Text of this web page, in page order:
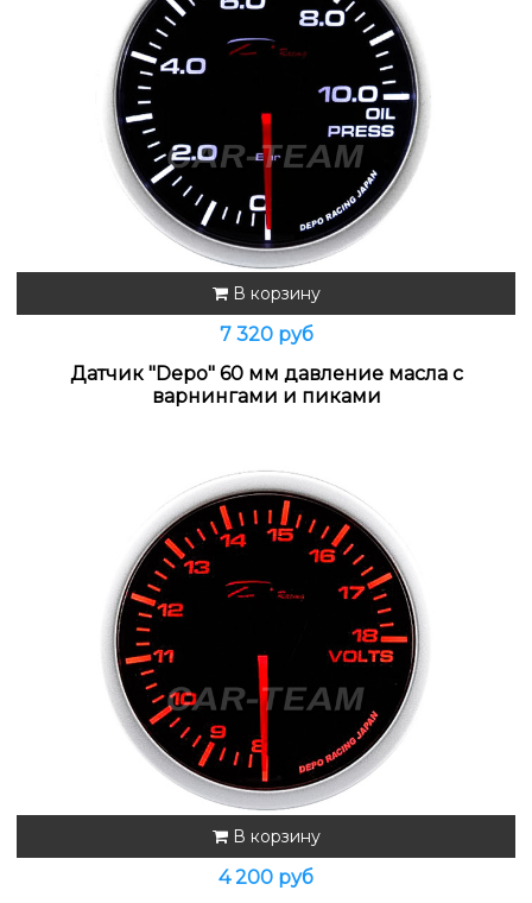
В корзину
7 320 руб
Датчик "Depo" 60 мм давление масла с
варнингами и пиками
В корзину
4 200 руб